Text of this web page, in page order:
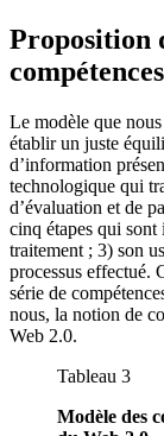
Proposition
Le modèle que
établir un juste
d’information
technologique qui
d’évaluation et de
cinq étapes qui
traitement ; 3) son
processus effectué.
série de
nous, la notion de
Web 2.0.
Tableau 3
Modèle des